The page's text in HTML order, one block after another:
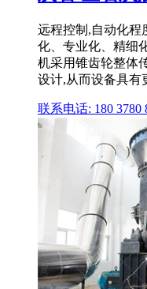
远程控制,自动化程
化、专业化、精细
机采用锥齿轮整体
设计,从而设备具有
联系电话: 180 3780